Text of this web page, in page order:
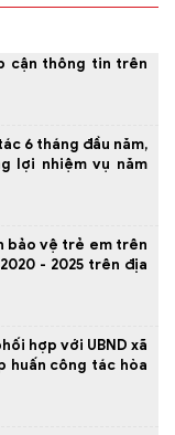
cận thông tin trên
6 tháng đầu năm,
lợi nhiệm vụ năm
bảo vệ trẻ em trên
- 2025 trên địa
hợp với UBND xã
huấn công tác hòa